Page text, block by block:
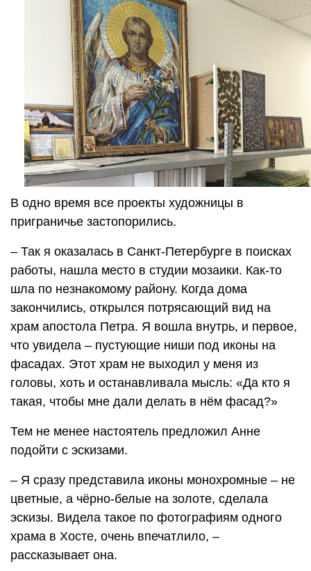
В одно время все проекты художницы в
приграничье застопорились.
– Так я оказалась в Санкт-Петербурге в поисках
работы, нашла место в студии мозаики. Как-то
шла по незнакомому району. Когда дома
закончились, открылся потрясающий вид на
храм апостола Петра. Я вошла внутрь, и первое,
что увидела – пустующие ниши под иконы на
фасадах. Этот храм не выходил у меня из
головы, хоть и останавливала мысль: «Да кто я
такая, чтобы мне дали делать в нём фасад?»
Тем не менее настоятель предложил Анне
подойти с эскизами.
– Я сразу представила иконы монохромные – не
цветные, а чёрно-белые на золоте, сделала
эскизы. Видела такое по фотографиям одного
храма в Хосте, очень впечатлило, –
рассказывает она.